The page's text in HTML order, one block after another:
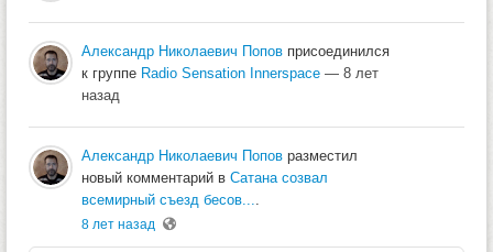
Александр Николаевич Попов присоединился
к группе Radio Sensation Innerspace — 8 лет
назад
Александр Николаевич Попов разместил
новый комментарий в Сатана созвал
вceмирный съезд бесов...
8 лет назад